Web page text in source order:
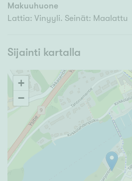
Makuuhuone
Lattia: Vinyyli. Seinät: Maalattu
Sijainti kartalla
+
−